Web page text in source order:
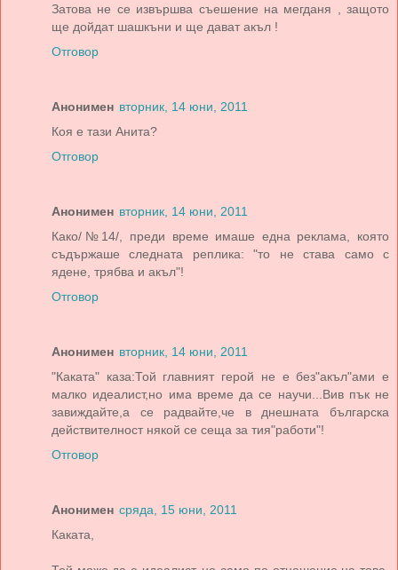
Затова не се извършва съешение на мегданя , защото
ще дойдат шашкъни и ще дават акъл !
Отговор
Анонимен вторник, 14 юни, 2011
Коя е тази Анита?
Отговор
Анонимен вторник, 14 юни, 2011
Како/№14/, преди време имаше една реклама, която
съдържаше следната реплика: "то не става само с
ядене, трябва и акъл"!
Отговор
Анонимен вторник, 14 юни, 2011
"Каката" каза:Той главният герой не е без"акъл"ами е
малко идеалист,но има време да се научи...Вив пък не
завиждайте,а се радвайте,че в днешната българска
действителност някой се сеща за тия"работи"!
Отговор
Анонимен сряда, 15 юни, 2011
Каката,